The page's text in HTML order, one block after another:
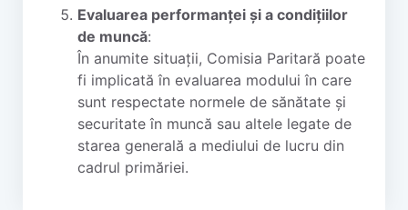
Evaluarea performanței și a condițiilor
de muncă:
În anumite situații, Comisia Paritară poate
fi implicată în evaluarea modului în care
sunt respectate normele de sănătate și
securitate în muncă sau altele legate de
starea generală a mediului de lucru din
cadrul primăriei.